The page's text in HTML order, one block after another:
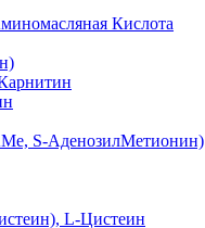
Кислота
S-АденозилМетионин)
L-Цистеин